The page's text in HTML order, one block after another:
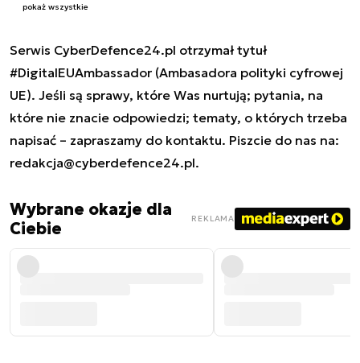
pokaż wszystkie
Serwis CyberDefence24.pl otrzymał tytuł
#DigitalEUAmbassador (Ambasadora polityki cyfrowej
UE). Jeśli są sprawy, które Was nurtują; pytania, na
które nie znacie odpowiedzi; tematy, o których trzeba
napisać – zapraszamy do kontaktu. Piszcie do nas na:
redakcja@cyberdefence24.pl.
Wybrane okazje dla
Ciebie
REKLAMA